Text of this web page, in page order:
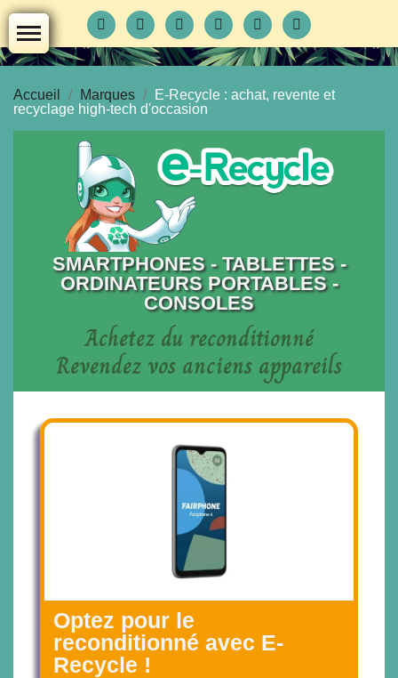
Accueil Marques
E-Recycle : achat, revente et
recyclage high-tech d'occasion
SMARTPHONES - TABLETTES -
ORDINATEURS PORTABLES -
CONSOLES
Achetez du reconditionné
Revendez vos anciens appareils
Optez pour le
reconditionné avec E-
Recycle !